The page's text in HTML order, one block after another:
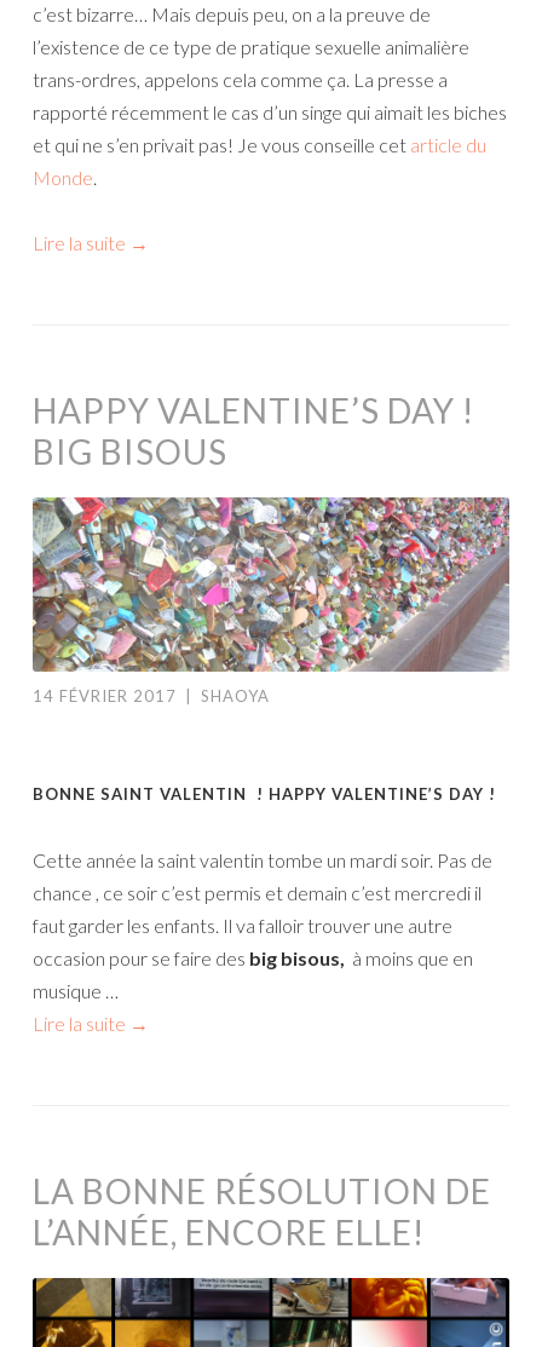
c’est bizarre… Mais depuis peu, on a la preuve de
l’existence de ce type de pratique sexuelle animalière
trans-ordres, appelons cela comme ça. La presse a
rapporté récemment le cas d’un singe qui aimait les biches
et qui ne s’en privait pas! Je vous conseille cet article du
Monde.
Lire la suite →
HAPPY VALENTINE’S DAY !
BIG BISOUS
14 FÉVRIER 2017 SHAOYA
BONNE SAINT VALENTIN ! HAPPY VALENTINE’S DAY !
Cette année la saint valentin tombe un mardi soir. Pas de
chance , ce soir c’est permis et demain c’est mercredi il
faut garder les enfants. Il va falloir trouver une autre
occasion pour se faire des big bisous, à moins que en
musique …
Lire la suite →
LA BONNE RÉSOLUTION DE
L’ANNÉE, ENCORE ELLE!